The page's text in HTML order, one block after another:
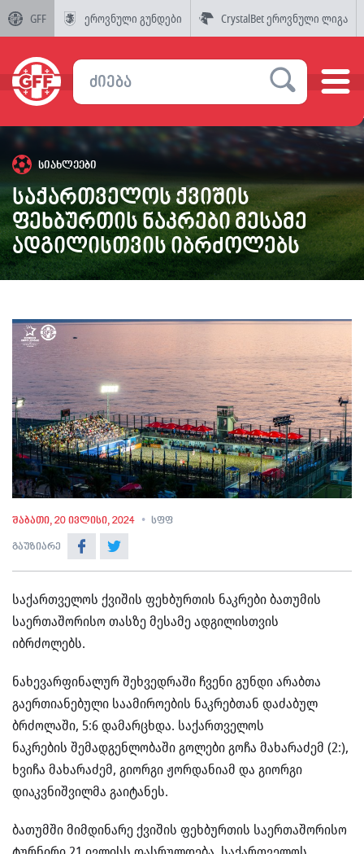
GFF ეროვნული გუნდები CrystalBet ეროვნული ლიგა
სიახლეები
საქართველოს ქვიშის
ფეხბურთის ნაკრები მესამე
ადგილისთვის იბრძოლებს
შაბათი, 20 ივლისი, 2024 სფფ
გაუზიარე
საქართველოს ქვიშის ფეხბურთის ნაკრები ბათუმის
საერთაშორისო თასზე მესამე ადგილისთვის
იბრძოლებს.
ნახევარფინალურ შეხვედრაში ჩვენი გუნდი არაბთა
გაერთიანებული საამიროების ნაკრებთან დაძაბულ
ბრძოლაში, 5:6 დამარცხდა. საქართველოს
ნაკრების შემადგენლობაში გოლები გოჩა მახარაძემ (2:),
ხვიჩა მახარაძემ, გიორგი ჟორდანიამ და გიორგი
დიაკვნიშვილმა გაიტანეს.
ბათუმში მიმდინარე ქვიშის ფეხბურთის საერთაშორისო